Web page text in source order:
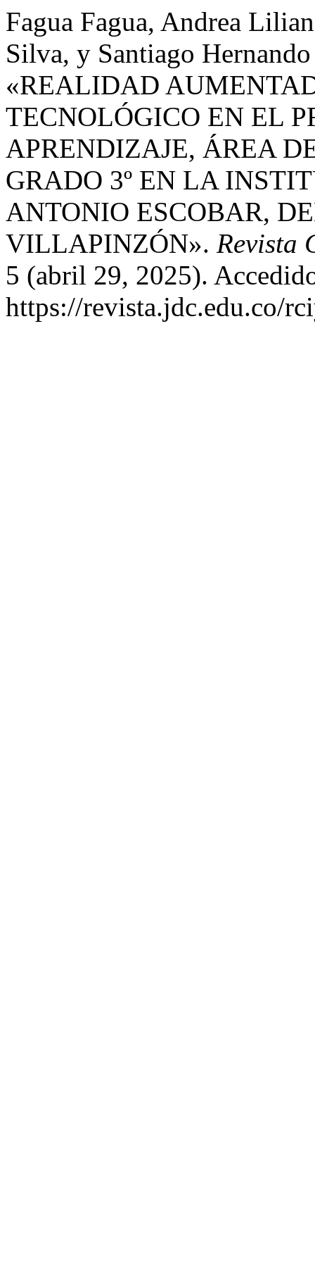
Fagua Fagua, Andrea
Silva, y Santiago
«REALIDAD
TECNOLÓGICO EN EL
APRENDIZAJE, ÁREA
GRADO 3º EN LA
ANTONIO ESCOBAR,
VILLAPINZÓN». Revista
5 (abril 29, 2025).
https://revista.jdc.edu.co/